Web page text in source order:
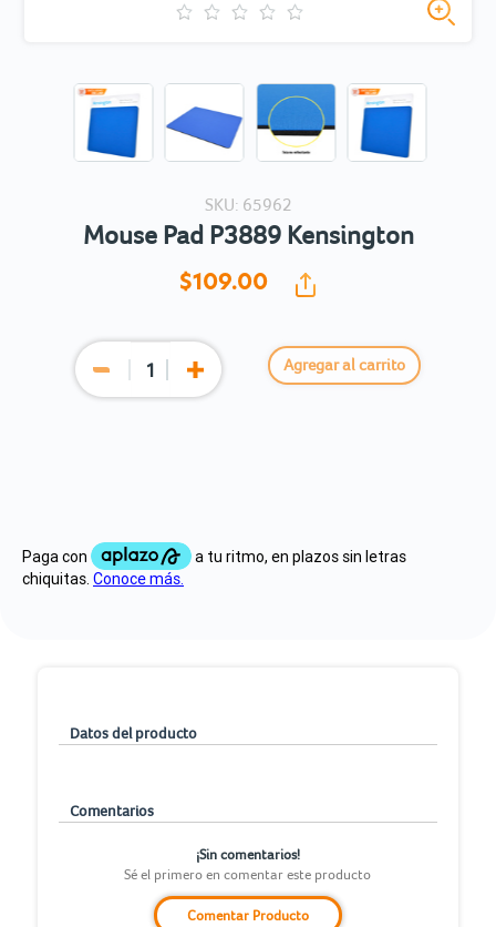
SKU: 65962
Mouse Pad P3889 Kensington
$109.00
Agregar al carrito
Datos del producto
Comentarios
¡Sin comentarios!
Sé el primero en comentar este producto
Comentar Producto